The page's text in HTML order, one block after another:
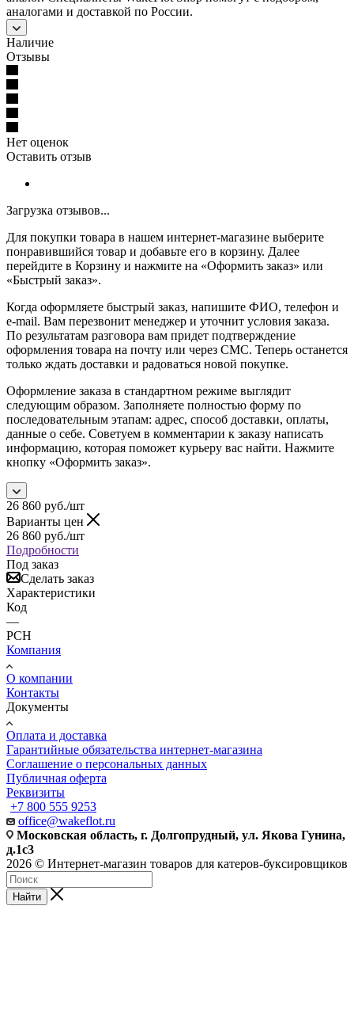
аналогами и доставкой по России.
Наличие
Отзывы
Нет оценок
Оставить отзыв
Загрузка отзывов...
Для покупки товара в нашем интернет-магазине выберите
понравившийся товар и добавьте его в корзину. Далее
перейдите в Корзину и нажмите на «Оформить заказ» или
«Быстрый заказ».
Когда оформляете быстрый заказ, напишите ФИО, телефон и
e-mail. Вам перезвонит менеджер и уточнит условия заказа.
По результатам разговора вам придет подтверждение
оформления товара на почту или через СМС. Теперь останется
только ждать доставки и радоваться новой покупке.
Оформление заказа в стандартном режиме выглядит
следующим образом. Заполняете полностью форму по
последовательным этапам: адрес, способ доставки, оплаты,
данные о себе. Советуем в комментарии к заказу написать
информацию, которая поможет курьеру вас найти. Нажмите
кнопку «Оформить заказ».
26 860 руб./шт
Варианты цен
26 860 руб./шт
Подробности
Под заказ
Сделать заказ
Характеристики
Код
—
PCH
Компания
О компании
Контакты
Документы
Оплата и доставка
Гарантийные обязательства интернет-магазина
Соглашение о персональных данных
Публичная оферта
Реквизиты
+7 800 555 9253
office@wakeflot.ru
Московская область, г. Долгопрудный, ул. Якова Гунина,
д.1с3
2026 © Интернет-магазин товаров для катеров-буксировщиков
Найти